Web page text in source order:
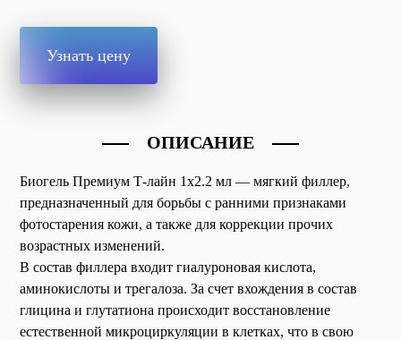
Узнать цену
ОПИСАНИЕ
Биогель Премиум Т-лайн 1х2.2 мл — мягкий филлер,
предназначенный для борьбы с ранними признаками
фотостарения кожи, а также для коррекции прочих
возрастных изменений.
В состав филлера входит гиалуроновая кислота,
аминокислоты и трегалоза. За счет вхождения в состав
глицина и глутатиона происходит восстановление
естественной микроциркуляции в клетках, что в свою